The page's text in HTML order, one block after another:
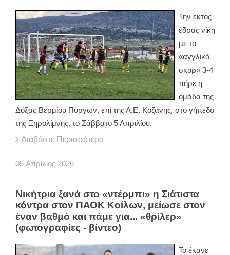
Την εκτός
έδρας νίκη
με το
«αγγλικό
σκορ» 3-4
πήρε η
ομάδα της
Δόξας Βερμίου Πύργων, επί της Α.Ε. Κοζάνης, στο γήπεδο
της Ξηρολίμνης, το Σάββατο 5 Απριλίου.
Διαβάστε Περισσότερα
05 Απρίλιος 2026
Νικήτρια ξανά στο «ντέρμπι» η Σιάτιστα
κόντρα στον ΠΑΟΚ Κοίλων, μείωσε στον
έναν βαθμό και πάμε για... «θρίλερ»
(φωτογραφίες - βίντεο)
Το έκανε